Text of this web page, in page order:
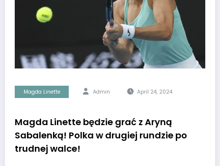
Magda Linette Admin April 24, 2024
Magda Linette będzie grać z Aryną
Sabalenką! Polka w drugiej rundzie po
trudnej walce!